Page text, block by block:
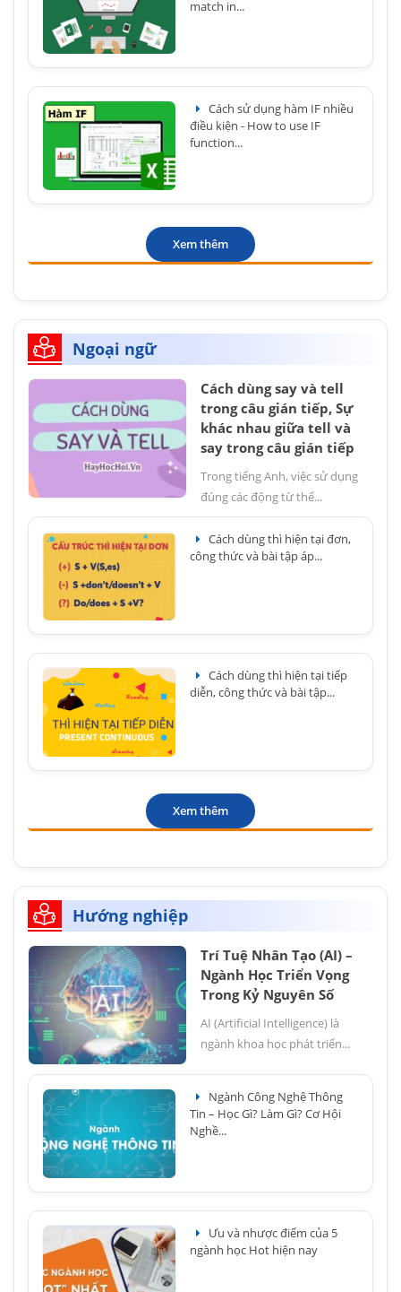
match in...
Cách sử dụng hàm IF nhiều
điều kiện - How to use IF
function...
Xem thêm
Ngoại ngữ
Cách dùng say và tell
trong câu gián tiếp, Sự
khác nhau giữa tell và
say trong câu gián tiếp
Trong tiếng Anh, việc sử dụng
đúng các động từ thể...
Cách dùng thì hiện tại đơn,
công thức và bài tập áp...
Cách dùng thì hiện tại tiếp
diễn, công thức và bài tập...
Xem thêm
Hướng nghiệp
Trí Tuệ Nhân Tạo (AI) –
Ngành Học Triển Vọng
Trong Kỷ Nguyên Số
AI (Artificial Intelligence) là
ngành khoa học phát triển...
Ngành Công Nghệ Thông
Tin – Học Gì? Làm Gì? Cơ Hội
Nghề...
Ưu và nhược điểm của 5
ngành học Hot hiện nay